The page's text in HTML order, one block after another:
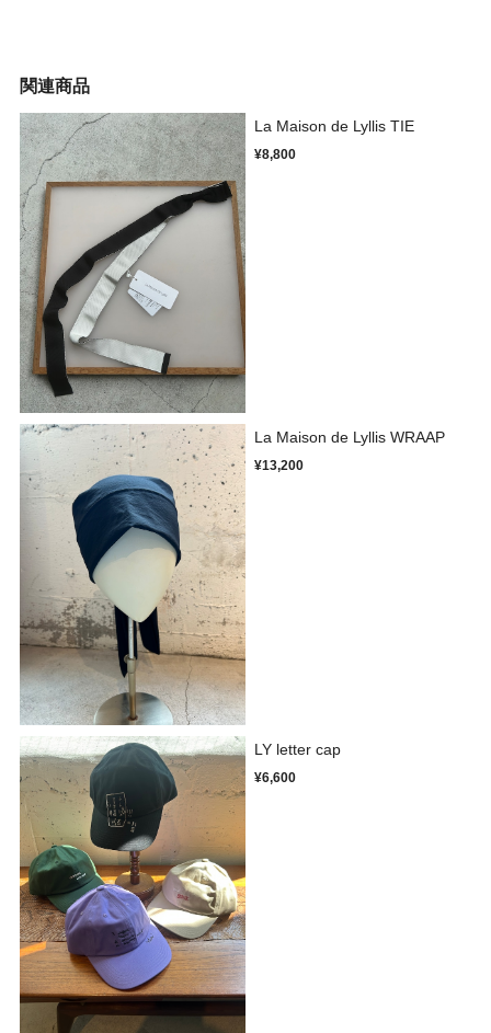
関連商品
La Maison de Lyllis TIE
¥8,800
La Maison de Lyllis WRAAP
¥13,200
LY letter cap
¥6,600